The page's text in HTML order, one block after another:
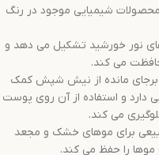
شیمیایی موجود در رنگ
نور خورشید تشکیل می دهد و
می کند.
مانده از نیش شپش کمک
دارد و استفاده از آن روی پوست
می کند.
برای موهای خشک و مجعد
را حفظ می کند.